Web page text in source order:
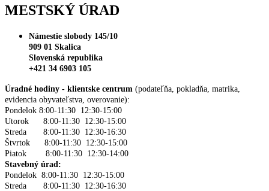
MESTSKÝ ÚRAD
Námestie slobody 145/10
909 01 Skalica
Slovenská republika
+421 34 6903 105
Úradné hodiny - klientske centrum (podateľňa, pokladňa, matrika,
evidencia obyvateľstva, overovanie):
Pondelok 8:00-11:30 12:30-15:00
Utorok 8:00-11:30 12:30-15:00
Streda 8:00-11:30 12:30-16:30
Štvrtok 8:00-11:30 12:30-15:00
Piatok 8:00-11:30 12:30-14:00
Stavebný úrad:
Pondelok 8:00-11:30 12:30-15:00
Streda 8:00-11:30 12:30-16:30